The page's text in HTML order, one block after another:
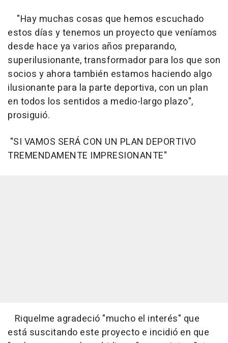
"Hay muchas cosas que hemos escuchado
estos días y tenemos un proyecto que veníamos
desde hace ya varios años preparando,
superilusionante, transformador para los que son
socios y ahora también estamos haciendo algo
ilusionante para la parte deportiva, con un plan
en todos los sentidos a medio-largo plazo",
prosiguió.
"SI VAMOS SERÁ CON UN PLAN DEPORTIVO
TREMENDAMENTE IMPRESIONANTE"
Riquelme agradeció "mucho el interés" que
está suscitando este proyecto e incidió en que